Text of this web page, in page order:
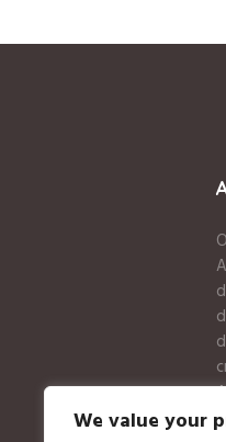
We value your